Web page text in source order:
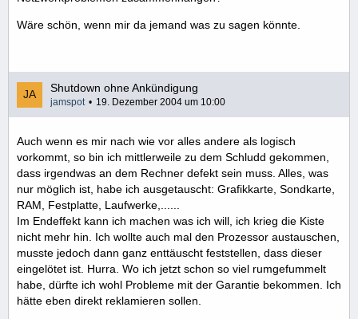
Wäre schön, wenn mir da jemand was zu sagen könnte.
Shutdown ohne Ankündigung
jamspot 19. Dezember 2004 um 10:00
Auch wenn es mir nach wie vor alles andere als logisch
vorkommt, so bin ich mittlerweile zu dem Schludd gekommen,
dass irgendwas an dem Rechner defekt sein muss. Alles, was
nur möglich ist, habe ich ausgetauscht: Grafikkarte, Sondkarte,
RAM, Festplatte, Laufwerke,......
Im Endeffekt kann ich machen was ich will, ich krieg die Kiste
nicht mehr hin. Ich wollte auch mal den Prozessor austauschen,
musste jedoch dann ganz enttäuscht feststellen, dass dieser
eingelötet ist. Hurra. Wo ich jetzt schon so viel rumgefummelt
habe, dürfte ich wohl Probleme mit der Garantie bekommen. Ich
hätte eben direkt reklamieren sollen.